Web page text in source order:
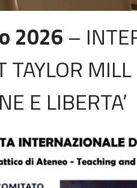
2026 –
TAYLOR
E LIBERTA’